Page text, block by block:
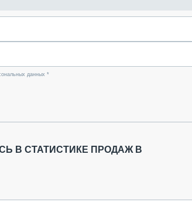
данных *
В СТАТИСТИКЕ ПРОДАЖ В